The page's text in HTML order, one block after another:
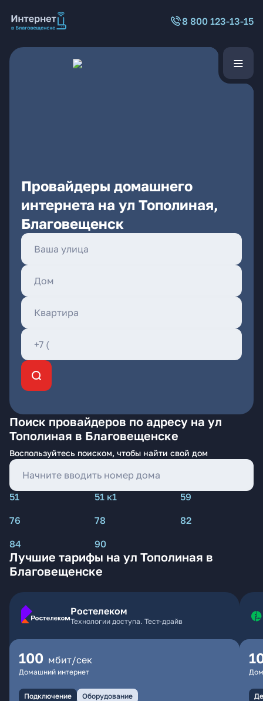
8 800 123-13-15
Провайдеры домашнего
интернета на ул Тополиная,
Благовещенск
Поиск провайдеров по адресу на ул
Тополиная в Благовещенске
Воспользуйтесь поиском, чтобы найти свой дом
51 51 к1
59
76
78
82
84
90
Лучшие тарифы на ул Тополиная в
Благовещенске
Ростелеком
Технологии доступа. Тест-драйв
100 мбит/сек
Домашний интернет
Подключение Оборудование